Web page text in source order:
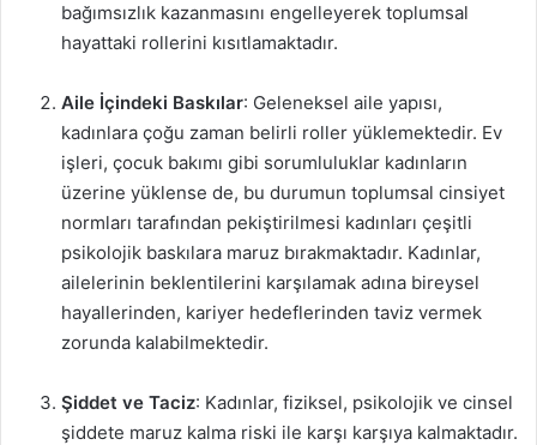
bağımsızlık kazanmasını engelleyerek toplumsal
hayattaki rollerini kısıtlamaktadır.
Aile İçindeki Baskılar: Geleneksel aile yapısı,
kadınlara çoğu zaman belirli roller yüklemektedir. Ev
işleri, çocuk bakımı gibi sorumluluklar kadınların
üzerine yüklense de, bu durumun toplumsal cinsiyet
normları tarafından pekiştirilmesi kadınları çeşitli
psikolojik baskılara maruz bırakmaktadır. Kadınlar,
ailelerinin beklentilerini karşılamak adına bireysel
hayallerinden, kariyer hedeflerinden taviz vermek
zorunda kalabilmektedir.
Şiddet ve Taciz: Kadınlar, fiziksel, psikolojik ve cinsel
şiddete maruz kalma riski ile karşı karşıya kalmaktadır.